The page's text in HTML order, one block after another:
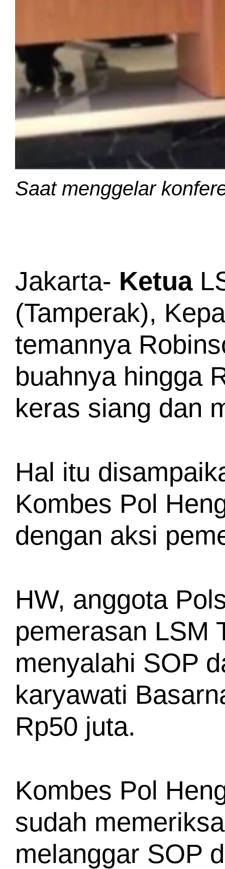
Saat menggelar
Jakarta- Ketua
(Tamperak),
temannya
buahnya hingga
keras siang dan
Hal itu
Kombes Pol
dengan aksi
HW, anggota
pemerasan LSM
menyalahi SOP
karyawati
Rp50 juta.
Kombes Pol
sudah
melanggar SOP